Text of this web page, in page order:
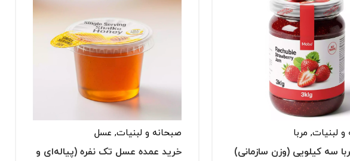
و لبنیات, مربا
سه کیلویی (وزن سازمانی)
صبحانه و لبنیات, عسل
خرید عمده عسل تک نفره (پیاله‌ای و